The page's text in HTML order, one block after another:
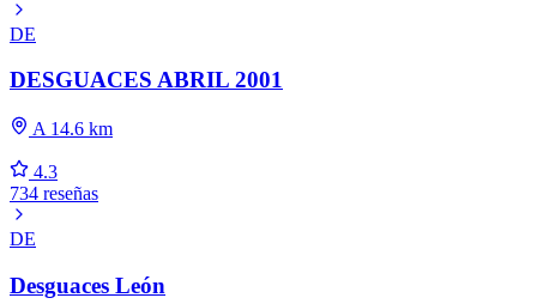
DE
DESGUACES ABRIL 2001
A 14.6 km
4.3
734 reseñas
DE
Desguaces León